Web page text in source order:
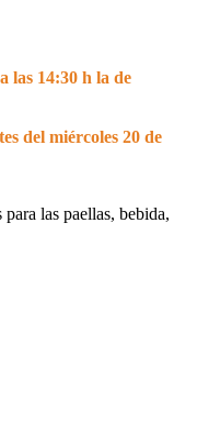
las 14:30 h la de
del miércoles 20 de
las paellas, bebida,